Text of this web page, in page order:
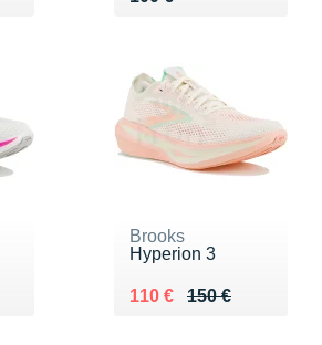
Brooks
Hyperion 3
150 €
Au lieu de 150 €
110 €
Vendu 110 €